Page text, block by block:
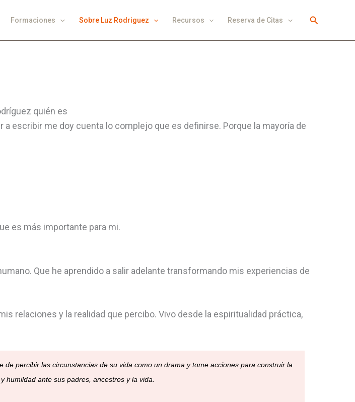
Formaciones Sobre Luz Rodriguez Recursos Reserva de Citas Buscar
escribir me doy cuenta lo complejo que es definirse. Porque la mayoría de
es más importante para mi.
Que he aprendido a salir adelante transformando mis experiencias de
relaciones y la realidad que percibo. Vivo desde la espiritualidad práctica,
percibir las circunstancias de su vida como un drama y tome acciones para construir la
humildad ante sus padres, ancestros y la vida.